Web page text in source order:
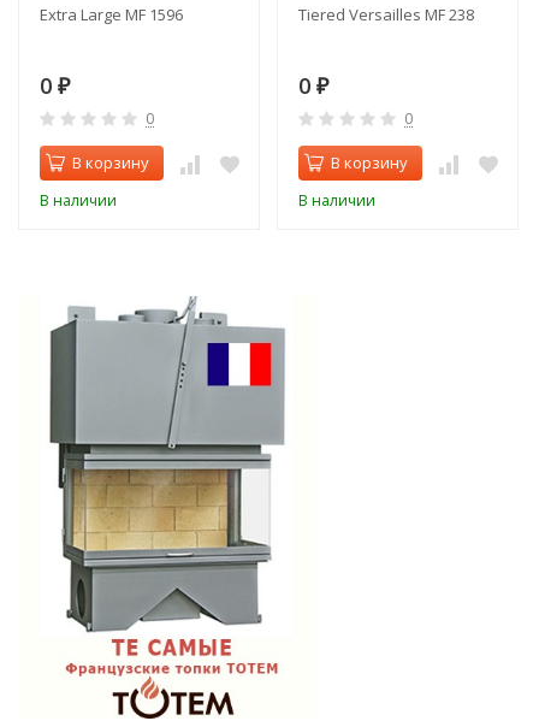
Extra Large MF 1596
0 ₽
0
В корзину
В наличии
Tiered Versailles MF 238
0 ₽
0
В корзину
В наличии